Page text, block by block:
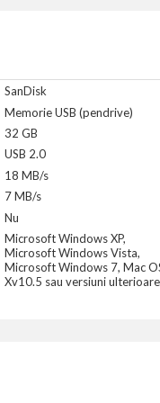
SanDisk
Memorie USB (pendrive)
32 GB
USB 2.0
18 MB/s
7 MB/s
Nu
Microsoft Windows XP,
Microsoft Windows Vista,
Microsoft Windows 7, Mac
Xv10.5 sau versiuni ulterioare